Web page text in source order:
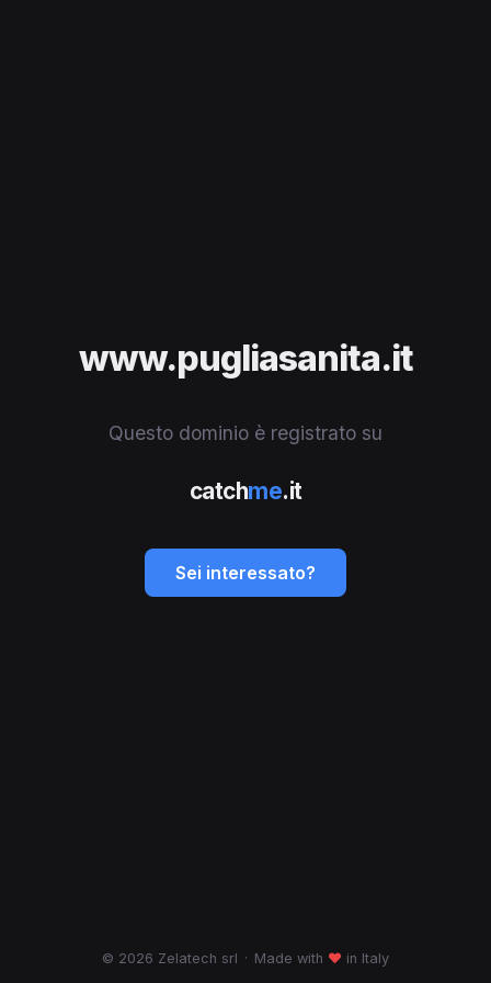
www.pugliasanita.it
Questo dominio è registrato su
catchme.it
Sei interessato?
© 2026 Zelatech srl · Made with ♥ in Italy